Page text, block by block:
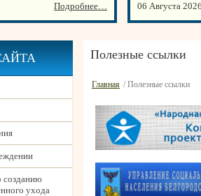
Подробнее… 06 Августа
созданию
ухода
Полезные ссылки
Главная / Полезные ссылки